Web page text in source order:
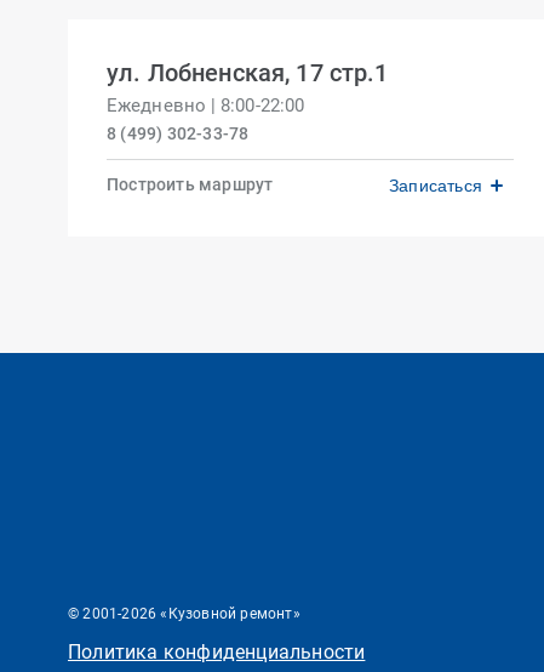
ул. Лобненская, 17 стр.1
Ежедневно | 8:00-22:00
8 (499) 302-33-78
Построить маршрут Записаться
© 2001-2026 «Кузовной ремонт»
Политика конфиденциальности